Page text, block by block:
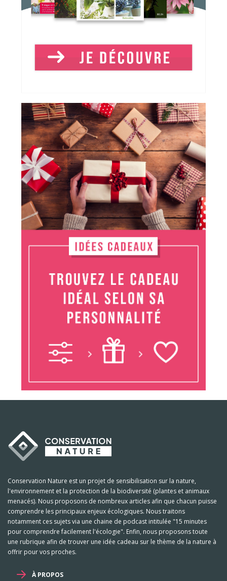
Conservation Nature est un projet de sensibilisation sur la nature,
l'environnement et la protection de la biodiversité (plantes et animaux
menacés). Nous proposons de nombreux articles afin que chacun puisse
comprendre les principaux enjeux écologiques. Nous traitons
notamment ces sujets via une chaine de podcast intitulée "15 minutes
pour comprendre facilement l'écologie". Enfin, nous proposons toute
une rubrique afin de trouver une idée cadeau sur le thème de la nature à
offrir pour vos proches.
À PROPOS